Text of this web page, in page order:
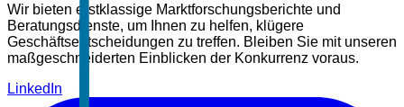
Wir bieten erstklassige Marktforschungsberichte und
Beratungsdienste, um Ihnen zu helfen, klügere
Geschäftsentscheidungen zu treffen. Bleiben Sie mit unseren
maßgeschneiderten Einblicken der Konkurrenz voraus.
LinkedIn